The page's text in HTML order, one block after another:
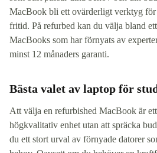
MacBook bli ett ovärderligt verktyg för
fritid. På refurbed kan du välja bland
MacBooks som har förnyats av
minst 12 månaders garanti.
Bästa valet av laptop för
Att välja en refurbished MacBook är
högkvalitativ enhet utan att spräcka
du ett stort urval av förnyade datorer